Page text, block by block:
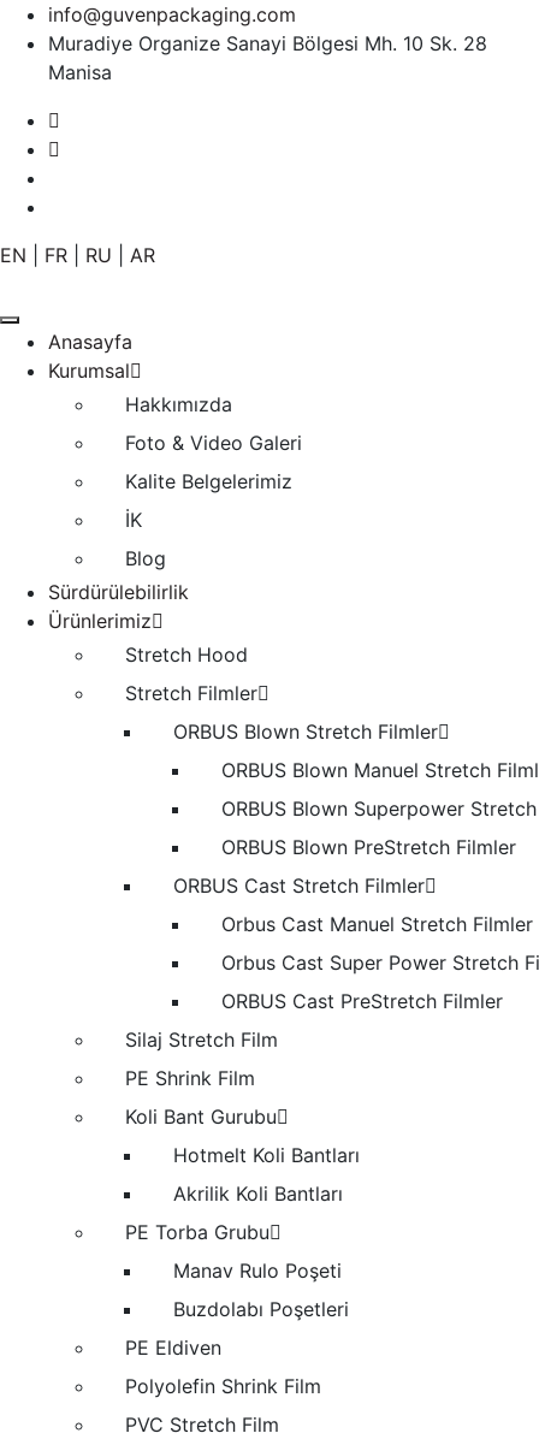
info@guvenpackaging.com
Muradiye Organize Sanayi Bölgesi Mh. 10 Sk. 28
Manisa
EN FR RU AR
Anasayfa
Kurumsal
Hakkımızda
Foto & Video Galeri
Kalite Belgelerimiz
İK
Blog
Sürdürülebilirlik
Ürünlerimiz
Stretch Hood
Stretch Filmler
ORBUS Blown Stretch Filmler
ORBUS Blown Manuel Stretch
ORBUS Blown Superpower
ORBUS Blown PreStretch Filmler
ORBUS Cast Stretch Filmler
Orbus Cast Manuel Stretch Filmler
Orbus Cast Super Power Stretch
ORBUS Cast PreStretch Filmler
Silaj Stretch Film
PE Shrink Film
Koli Bant Gurubu
Hotmelt Koli Bantları
Akrilik Koli Bantları
PE Torba Grubu
Manav Rulo Poşeti
Buzdolabı Poşetleri
PE Eldiven
Polyolefin Shrink Film
PVC Stretch Film